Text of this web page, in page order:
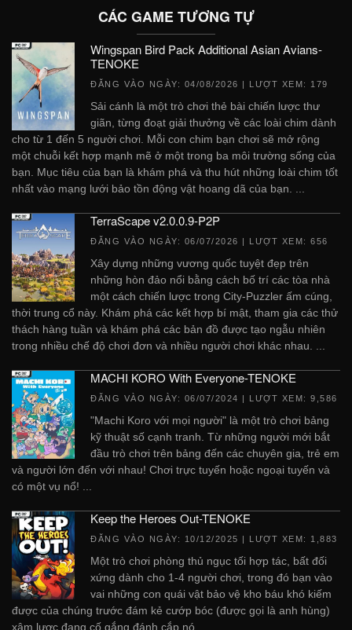
CÁC GAME TƯƠNG TỰ
Wingspan Bird Pack Additional Asian Avians-
TENOKE
ĐĂNG VÀO NGÀY: 04/08/2026 | LƯỢT XEM: 179
Sải cánh là một trò chơi thẻ bài chiến lược thư
giãn, từng đoạt giải thưởng về các loài chim dành
cho từ 1 đến 5 người chơi. Mỗi con chim bạn chơi sẽ mở rộng
một chuỗi kết hợp mạnh mẽ ở một trong ba môi trường sống của
bạn. Mục tiêu của bạn là khám phá và thu hút những loài chim tốt
nhất vào mạng lưới bảo tồn động vật hoang dã của bạn. ...
TerraScape v2.0.0.9-P2P
ĐĂNG VÀO NGÀY: 06/07/2026 | LƯỢT XEM: 656
Xây dựng những vương quốc tuyệt đẹp trên
những hòn đảo nổi bằng cách bố trí các tòa nhà
một cách chiến lược trong City-Puzzler ấm cúng,
thời trung cổ này. Khám phá các kết hợp bí mật, tham gia các thử
thách hàng tuần và khám phá các bản đồ được tạo ngẫu nhiên
trong nhiều chế độ chơi đơn và nhiều người chơi khác nhau. ...
MACHI KORO With Everyone-TENOKE
ĐĂNG VÀO NGÀY: 06/07/2024 | LƯỢT XEM: 9,586
"Machi Koro với mọi người" là một trò chơi bảng
kỹ thuật số cạnh tranh. Từ những người mới bắt
đầu trò chơi trên bảng đến các chuyên gia, trẻ em
và người lớn đến với nhau! Chơi trực tuyến hoặc ngoại tuyến và
có một vụ nổ! ...
Keep the Heroes Out-TENOKE
ĐĂNG VÀO NGÀY: 10/12/2025 | LƯỢT XEM: 1,883
Một trò chơi phòng thủ ngục tối hợp tác, bất đối
xứng dành cho 1-4 người chơi, trong đó bạn vào
vai những con quái vật bảo vệ kho báu khó kiếm
được của chúng trước đám kẻ cướp bóc (được gọi là anh hùng)
xâm lược đang cố gắng đánh cắp nó. ...